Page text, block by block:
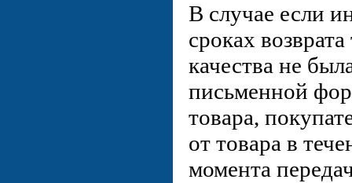
В случае если
сроках
качества не
письменной
товара,
от товара в
момента